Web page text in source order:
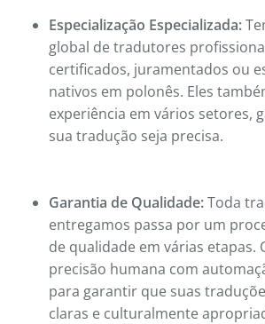
Especialização Especializada:
global de tradutores
certificados, juramentados ou
nativos em polonês. Eles
experiência em vários setores,
sua tradução seja precisa.
Garantia de Qualidade:Toda
entregamos passa por um
de qualidade em várias etapas.
precisão humana com
para garantir que suas
claras e culturalmente